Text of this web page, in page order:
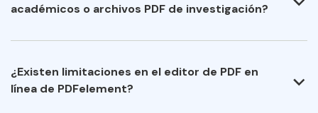
académicos o archivos PDF de investigación?
¿Existen limitaciones en el editor de PDF en
línea de PDFelement?